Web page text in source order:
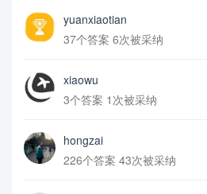
yuanxiaotian
37个答案 6次被采纳
xiaowu
3个答案 1次被采纳
hongzai
226个答案 43次被采纳